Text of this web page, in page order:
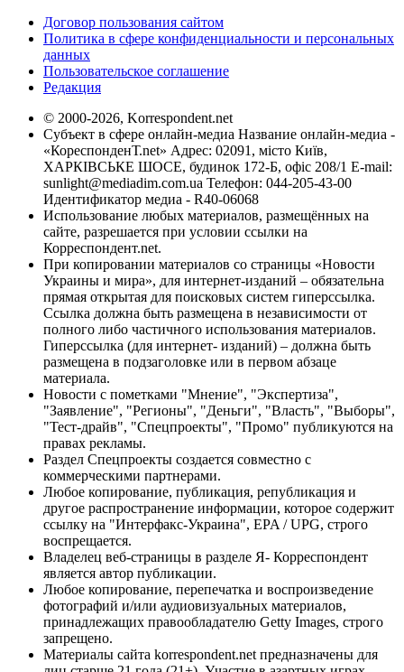
Договор пользования сайтом
Политика в сфере конфиденциальности и персональных
данных
Пользовательское соглашение
Редакция
© 2000-2026, Korrespondent.net
Субъект в сфере онлайн-медиа Название онлайн-медиа -
«КореспонденТ.net» Адрес: 02091, місто Київ,
ХАРКІВСЬКЕ ШОСЕ, будинок 172-Б, офіс 208/1 E-mail:
sunlight@mediadim.com.ua Телефон: 044-205-43-00
Идентификатор медиа - R40-06068
Использование любых материалов, размещённых на
сайте, разрешается при условии ссылки на
Корреспондент.net.
При копировании материалов со страницы «Новости
Украины и мира», для интернет-изданий – обязательна
прямая открытая для поисковых систем гиперссылка.
Ссылка должна быть размещена в независимости от
полного либо частичного использования материалов.
Гиперссылка (для интернет- изданий) – должна быть
размещена в подзаголовке или в первом абзаце
материала.
Новости с пометками "Мнение", "Экспертиза",
"Заявление", "Регионы", "Деньги", "Власть", "Выборы",
"Тест-драйв", "Спецпроекты", "Промо" публикуются на
правах рекламы.
Раздел Спецпроекты создается совместно с
коммерческими партнерами.
Любое копирование, публикация, републикация и
другое распространение информации, которое содержит
ссылку на "Интерфакс-Украина", EPA / UPG, строго
воспрещается.
Владелец веб-страницы в разделе Я- Корреспондент
является автор публикации.
Любое копирование, перепечатка и воспроизведение
фотографий и/или аудиовизуальных материалов,
принадлежащих правообладателю Getty Images, строго
запрещено.
Материалы сайта korrespondent.net предназначены для